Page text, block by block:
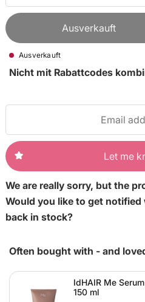
Ausverkauft
Ausverkauft
Nicht mit Rabattcodes
Let me
We are really sorry, but the
Would you like to get
back in stock?
Often bought with - and
IdHAIR Me
150 ml